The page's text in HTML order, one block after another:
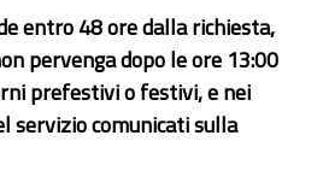
entro 48 ore dalla richiesta,
pervenga dopo le ore 13:00
prefestivi o festivi, e nei
servizio comunicati sulla